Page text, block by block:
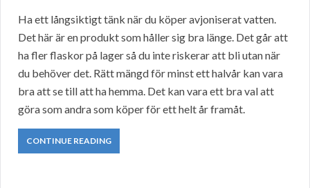
Ha ett långsiktigt tänk när du köper avjoniserat vatten.
Det här är en produkt som håller sig bra länge. Det går att
ha fler flaskor på lager så du inte riskerar att bli utan när
du behöver det. Rätt mängd för minst ett halvår kan vara
bra att se till att ha hemma. Det kan vara ett bra val att
göra som andra som köper för ett helt år framåt.
CONTINUE READING